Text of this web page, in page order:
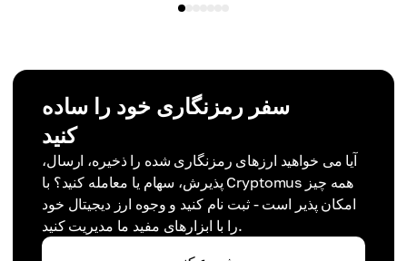
سفر رمزنگاری خود را ساده
کنید
آیا می خواهید ارزهای رمزنگاری شده را ذخیره، ارسال،
پذیرش، سهام یا معامله کنید؟ با Cryptomus همه چیز
امکان پذیر است - ثبت نام کنید و وجوه ارز دیجیتال خود
را با ابزارهای مفید ما مدیریت کنید.